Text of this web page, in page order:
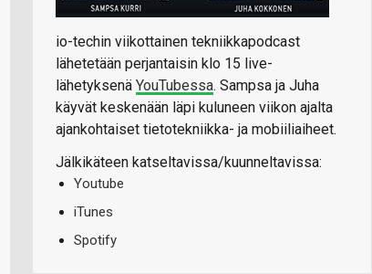
io-techin viikottainen tekniikkapodcast
lähetetään perjantaisin klo 15 live-
lähetyksenä YouTubessa. Sampsa ja Juha
käyvät keskenään läpi kuluneen viikon ajalta
ajankohtaiset tietotekniikka- ja mobiiliaiheet.
Jälkikäteen katseltavissa/kuunneltavissa:
Youtube
iTunes
Spotify